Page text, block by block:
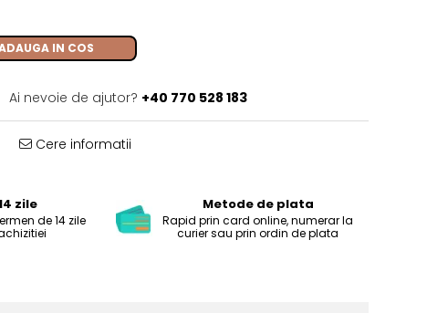
IN COS
Ai nevoie de ajutor? +40 770 528 183
Cere informatii
zile
de 14 zile
Metode de plata
Rapid prin card online, numerar la
curier sau prin ordin de plata